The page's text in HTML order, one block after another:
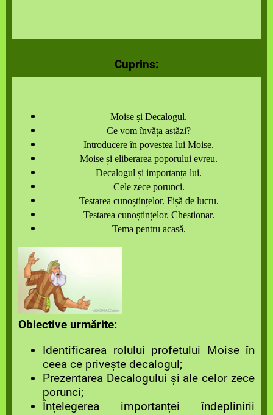
Cuprins:
Moise și Decalogul.
Ce vom învăța astăzi?
Introducere în povestea lui Moise.
Moise și eliberarea poporului evreu.
Decalogul și importanța lui.
Cele zece porunci.
Testarea cunoștințelor. Fișă de lucru.
Testarea cunoștințelor. Chestionar.
Tema pentru acasă.
Obiective urmărite:
Identificarea rolului profetului Moise în
ceea ce privește decalogul;
Prezentarea Decalogului și ale celor zece
porunci;
Înțelegerea importanței îndeplinirii